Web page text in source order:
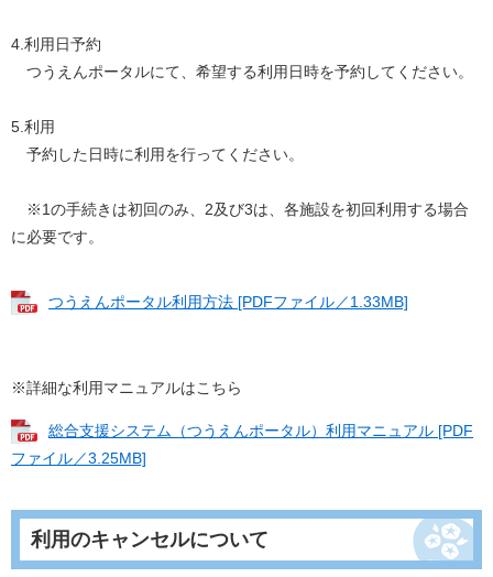
4.利用日予約
つうえんポータルにて、希望する利用日時を予約してください。
5.利用
予約した日時に利用を行ってください。
※1の手続きは初回のみ、2及び3は、各施設を初回利用する場合
に必要です。
つうえんポータル利用方法 [PDFファイル／1.33MB]
※詳細な利用マニュアルはこちら
総合支援システム（つうえんポータル）利用マニュアル [PDF
ファイル／3.25MB]
利用のキャンセルについて